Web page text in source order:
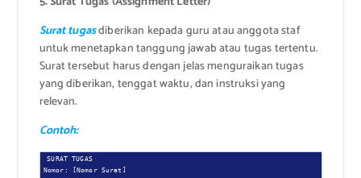
Surat tugasdiberikan kepada guru atau anggota staf
untuk menetapkan tanggung jawab atau tugas tertentu.
Surat tersebut harus dengan jelas menguraikan tugas
yang diberikan, tenggat waktu, dan instruksi yang
relevan.
Contoh:
SURAT TUGAS
Nomor: [Nomor Surat]